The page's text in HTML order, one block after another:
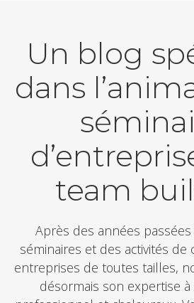
Un blog
dans
team
Après des années
séminaires et des activités de
entreprises de toutes tailles,
désormais son expertise